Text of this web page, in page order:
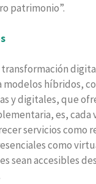
patrimonio”.
transformación
modelos híbridos,
y digitales, que
es, cada
servicios como
como
sean accesibles